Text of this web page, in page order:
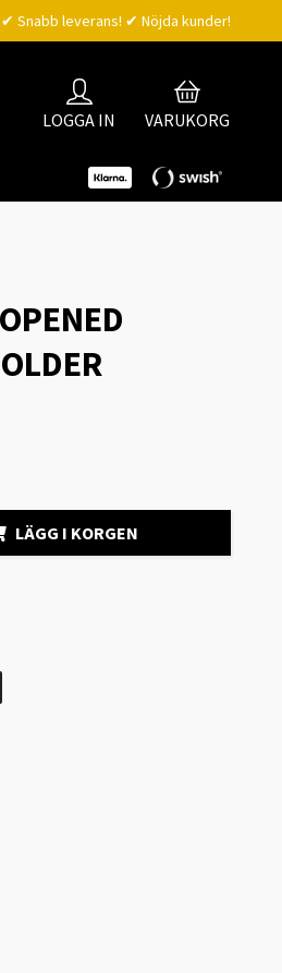
Snabb leverans! ✔ Nöjda kunder!
LOGGA IN VARUKORG
LÄGG I KORGEN